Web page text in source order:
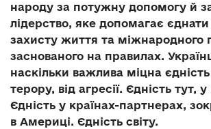
народу за потужну допомогу й
лідерство, яке допомагає єднати
захисту життя та міжнародного
заснованого на правилах.
наскільки важлива міцна єдність
терору, від агресії. Єдність тут,
Єдність у країнах-партнерах,
в Америці. Єдність світу.